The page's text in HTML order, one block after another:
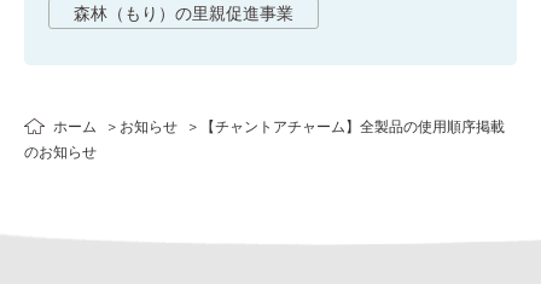
森林（もり）の里親促進事業
ホーム お知らせ
【チャントアチャーム】全製品の使用順序掲載
のお知らせ